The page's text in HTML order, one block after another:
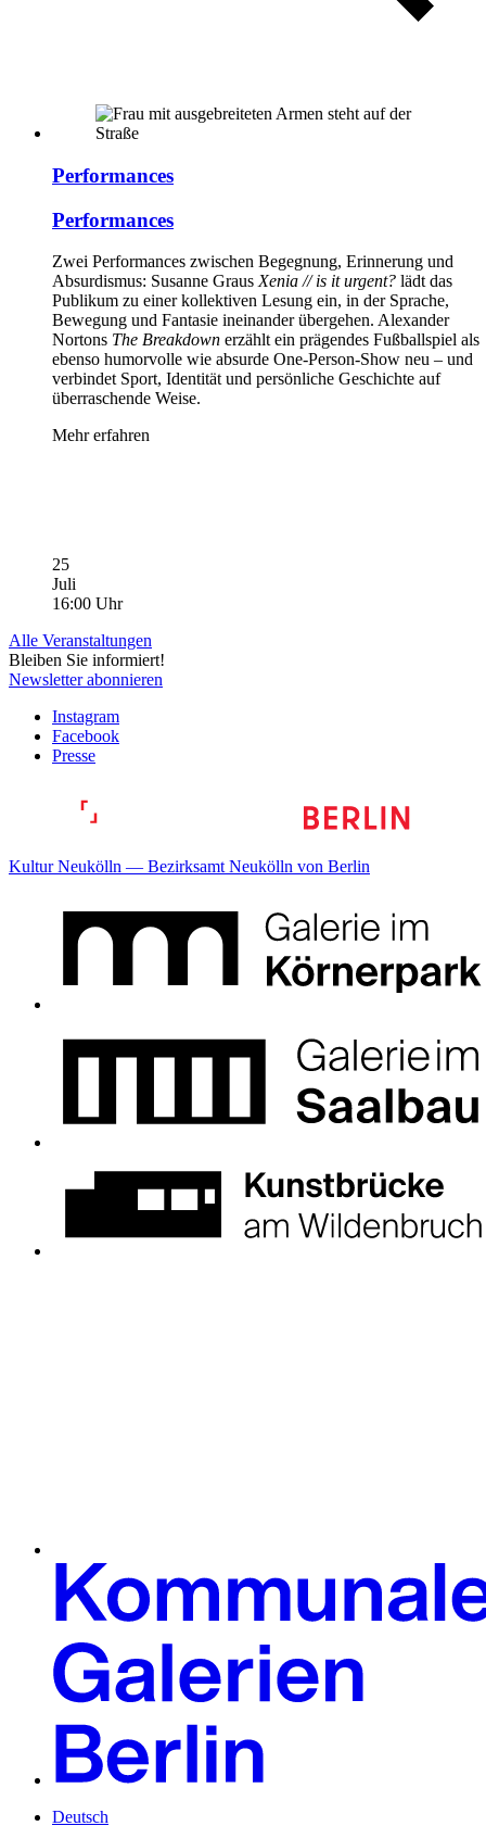
Performances
Performances
Zwei Performances zwischen Begegnung, Erinnerung und
Absurdismus: Susanne GrausXenia // is it urgent? lädt das
Publikum zu einer kollektiven Lesung ein, in der Sprache,
Bewegung und Fantasie ineinander übergehen. Alexander
Nortons The Breakdown erzählt ein prägendes Fußballspiel als
ebenso humorvolle wie absurde One-Person-Show neu – und
verbindet Sport, Identität und persönliche Geschichte auf
überraschende Weise.
Mehr erfahren
25
Juli
16:00 Uhr
Alle Veranstaltungen
Bleiben Sie informiert!
Newsletter abonnieren
Instagram
Facebook
Presse
Kultur Neukölln — Bezirksamt Neukölln von Berlin
Deutsch